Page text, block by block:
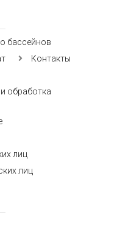
бассейнов
Контакты
обработка
лиц
лиц